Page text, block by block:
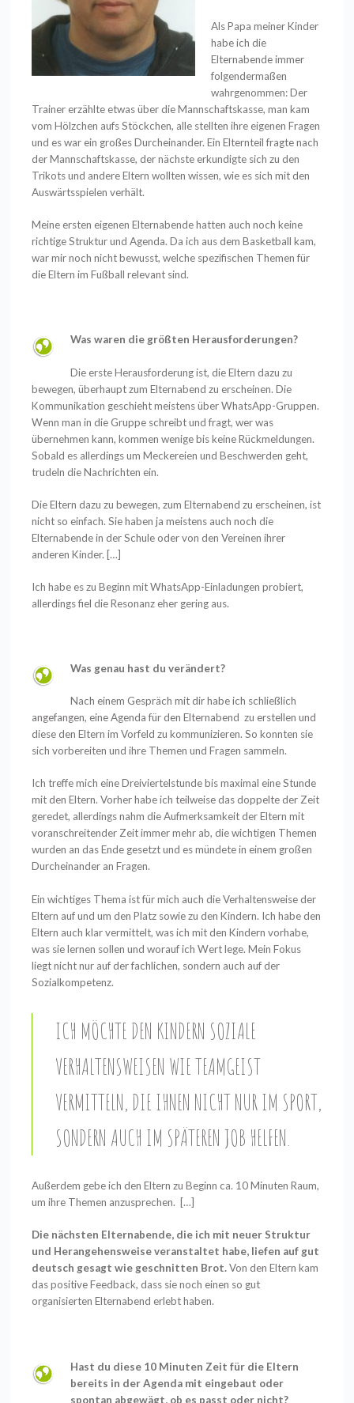
Als Papa meiner Kinder
habe ich die
Elternabende immer
folgendermaßen
wahrgenommen: Der
Trainer erzählte etwas über die Mannschaftskasse, man kam
vom Hölzchen aufs Stöckchen, alle stellten ihre eigenen Fragen
und es war ein großes Durcheinander. Ein Elternteil fragte nach
der Mannschaftskasse, der nächste erkundigte sich zu den
Trikots und andere Eltern wollten wissen, wie es sich mit den
Auswärtsspielen verhält.
Meine ersten eigenen Elternabende hatten auch noch keine
richtige Struktur und Agenda. Da ich aus dem Basketball kam,
war mir noch nicht bewusst, welche spezifischen Themen für
die Eltern im Fußball relevant sind.
Was waren die größten Herausforderungen?
Die erste Herausforderung ist, die Eltern dazu zu
bewegen, überhaupt zum Elternabend zu erscheinen. Die
Kommunikation geschieht meistens über WhatsApp-Gruppen.
Wenn man in die Gruppe schreibt und fragt, wer was
übernehmen kann, kommen wenige bis keine Rückmeldungen.
Sobald es allerdings um Meckereien und Beschwerden geht,
trudeln die Nachrichten ein.
Die Eltern dazu zu bewegen, zum Elternabend zu erscheinen, ist
nicht so einfach. Sie haben ja meistens auch noch die
Elternabende in der Schule oder von den Vereinen ihrer
anderen Kinder. […]
Ich habe es zu Beginn mit WhatsApp-Einladungen probiert,
allerdings fiel die Resonanz eher gering aus.
Was genau hast du verändert?
Nach einem Gespräch mit dir habe ich schließlich
angefangen, eine Agenda für den Elternabend zu erstellen und
diese den Eltern im Vorfeld zu kommunizieren. So konnten sie
sich vorbereiten und ihre Themen und Fragen sammeln.
Ich treffe mich eine Dreiviertelstunde bis maximal eine Stunde
mit den Eltern. Vorher habe ich teilweise das doppelte der Zeit
geredet, allerdings nahm die Aufmerksamkeit der Eltern mit
voranschreitender Zeit immer mehr ab, die wichtigen Themen
wurden an das Ende gesetzt und es mündete in einem großen
Durcheinander an Fragen.
Ein wichtiges Thema ist für mich auch die Verhaltensweise der
Eltern auf und um den Platz sowie zu den Kindern. Ich habe den
Eltern auch klar vermittelt, was ich mit den Kindern vorhabe,
was sie lernen sollen und worauf ich Wert lege. Mein Fokus
liegt nicht nur auf der fachlichen, sondern auch auf der
Sozialkompetenz.
ICH MÖCHTE DEN KINDERN SOZIALE
VERHALTENSWEISEN WIE TEAMGEIST
VERMITTELN, DIE IHNEN NICHT NUR IM SPORT,
SONDERN AUCH IM SPÄTEREN JOB HELFEN.
Außerdem gebe ich den Eltern zu Beginn ca. 10 Minuten Raum,
um ihre Themen anzusprechen. […]
Die nächsten Elternabende, die ich mit neuer Struktur
und Herangehensweise veranstaltet habe, liefen auf gut
deutsch gesagt wie geschnitten Brot.Von den Eltern kam
das positive Feedback, dass sie noch einen so gut
organisierten Elternabend erlebt haben.
Hast du diese 10 Minuten Zeit für die Eltern
bereits in der Agenda mit eingebaut oder
spontan abgewägt, ob es passt oder nicht?